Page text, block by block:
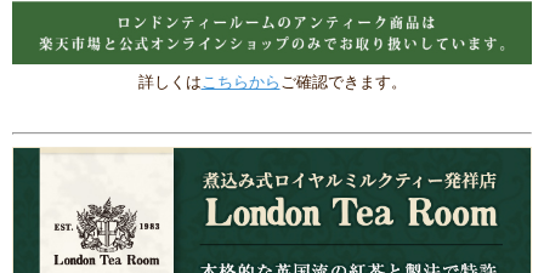
詳しくは こちらから ご確認できます。